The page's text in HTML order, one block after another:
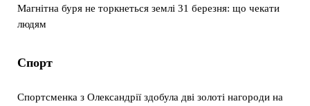
Магнітна буря не торкнеться землі 31 березня: що чекати
людям
Спорт
Спортсменка з Олександрії здобула дві золоті нагороди на